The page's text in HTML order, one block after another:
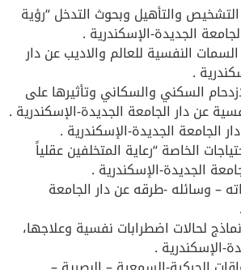
التشخيص والتأهيل وبحوث التدخل “رؤية
الجديدة-الإسكندرية .
النفسية للعالم والاديب عن دار
.
السكني والسكاني وتأثيرها على
عن دار الجامعة الجديدة-الإسكندرية .
الجامعة الجديدة-الإسكندرية .
الخاصة “رعاية المتخلفين عقلياً
الجديدة-الإسكندرية .
– وسائله -طرقه عن دار الجامعة
لحالات اضطرابات نفسية وعلاجها،
الإسكندرية .